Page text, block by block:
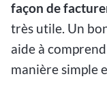
façon de
très utile. Un
aide à
manière simple